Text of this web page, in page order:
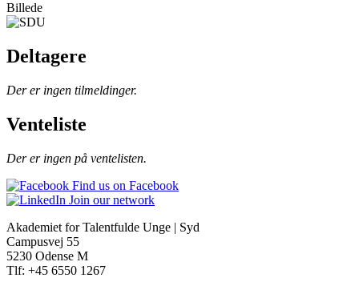
Billede
Deltagere
Der er ingen tilmeldinger.
Venteliste
Der er ingen på ventelisten.
Find us on Facebook
Join our network
Akademiet for Talentfulde Unge | Syd
Campusvej 55
5230 Odense M
Tlf: +45 6550 1267